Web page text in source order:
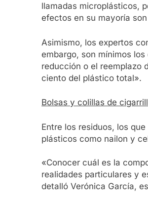
llamadas microplásticos,
efectos en su mayoría
Asimismo, los expertos
embargo, son mínimos
reducción o el reemplazo
ciento del plástico total».
Bolsas y colillas de
Entre los residuos, los
plásticos como nailon y
«Conocer cuál es la
realidades particulares y
detalló Verónica García,